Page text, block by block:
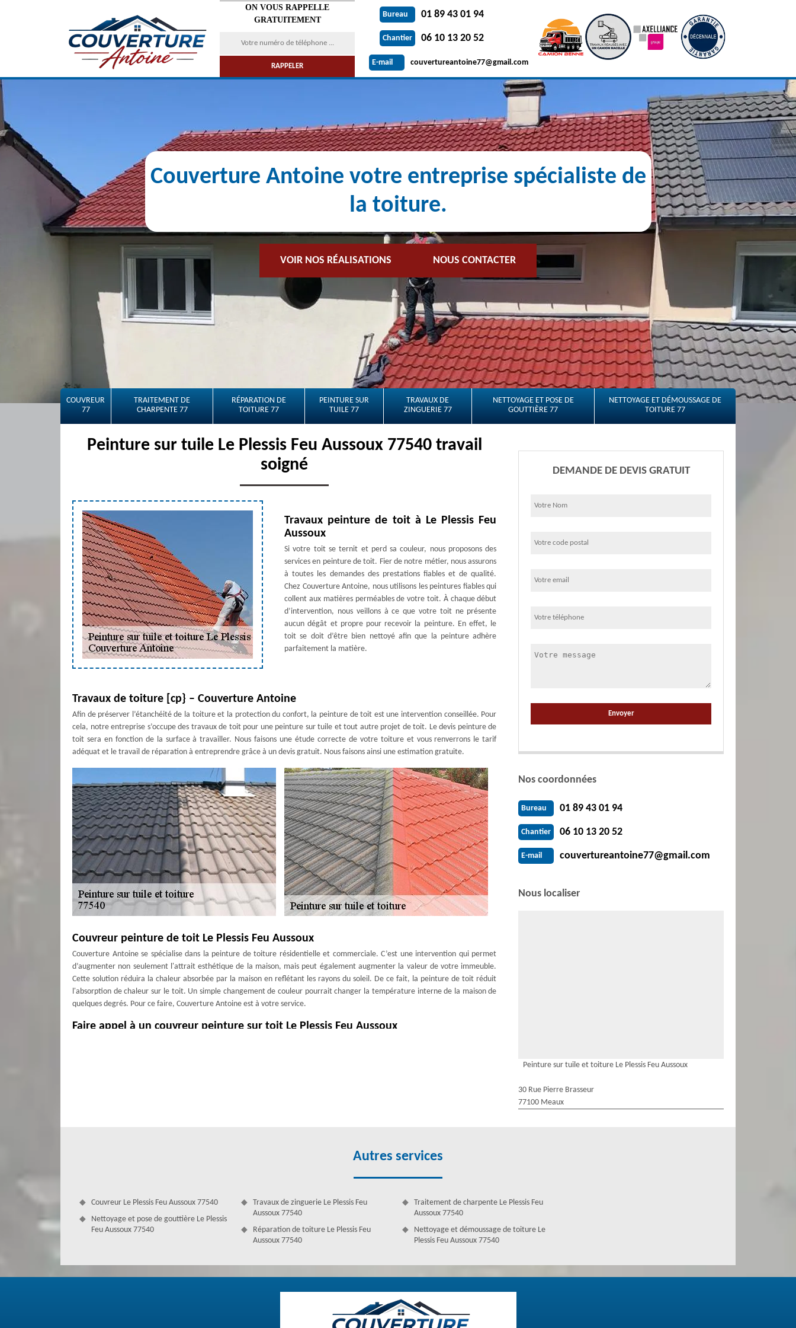
ON VOUS RAPPELLE
GRATUITEMENT
Bureau 01 89 43 01 94
Chantier 06 10 13 20 52
E-mail couvertureantoine77@gmail.com
Couverture Antoine votre entreprise spécialiste de
la toiture.
VOIR NOS RÉALISATIONS NOUS CONTACTER
COUVREUR
77
TRAITEMENT DE
CHARPENTE 77
RÉPARATION DE
TOITURE 77
PEINTURE SUR
TUILE 77
TRAVAUX DE
ZINGUERIE 77
NETTOYAGE ET POSE DE
GOUTTIÈRE 77
NETTOYAGE ET DÉMOUSSAGE DE
TOITURE 77
Peinture sur tuile Le Plessis Feu Aussoux 77540 travail
soigné
Travaux peinture de toit à Le Plessis Feu
Aussoux
Si votre toit se ternit et perd sa couleur, nous proposons des
services en peinture de toit. Fier de notre métier, nous assurons
à toutes les demandes des prestations fiables et de qualité.
Chez Couverture Antoine, nous utilisons les peintures fiables qui
collent aux matières perméables de votre toit. À chaque début
d’intervention, nous veillons à ce que votre toit ne présente
aucun dégât et propre pour recevoir la peinture. En effet, le
toit se doit d’être bien nettoyé afin que la peinture adhère
parfaitement la matière.
Travaux de toiture [cp} – Couverture Antoine
Afin de préserver l’étanchéité de la toiture et la protection du confort, la peinture de toit est une intervention conseillée. Pour
cela, notre entreprise s’occupe des travaux de toit pour une peinture sur tuile et tout autre projet de toit. Le devis peinture de
toit sera en fonction de la surface à travailler. Nous faisons une étude correcte de votre toiture et vous renverrons le tarif
adéquat et le travail de réparation à entreprendre grâce à un devis gratuit. Nous faisons ainsi une estimation gratuite.
Couvreur peinture de toit Le Plessis Feu Aussoux
Couverture Antoine se spécialise dans la peinture de toiture résidentielle et commerciale. C’est une intervention qui permet
d’augmenter non seulement l'attrait esthétique de la maison, mais peut également augmenter la valeur de votre immeuble.
Cette solution réduira la chaleur absorbée par la maison en reflétant les rayons du soleil. De ce fait, la peinture de toit réduit
l'absorption de chaleur sur le toit. Un simple changement de couleur pourrait changer la température interne de la maison de
quelques degrés. Pour ce faire, Couverture Antoine est à votre service.
Faire appel à un couvreur peinture sur toit Le Plessis Feu Aussoux
Peinture toiture 77540 – Couverture Antoine
de qualité pour toute demande. Faire appel à notre expertise pour peindre son toit, c’est offrir une seconde tenue à votre toit
afin de retrouver son éclat d’origine. En effet, la peinture de toit protège les tuiles des différentes intempéries. Pour cela, c’est
une excellente solution pour protéger sa toiture. Couverture Antoine est disposer à vous conseiller pour tout projet de peinture
DEMANDE DE DEVIS GRATUIT
Nos coordonnées
Bureau 01 89 43 01 94
Chantier 06 10 13 20 52
E-mail couvertureantoine77@gmail.com
Nous localiser
Peinture sur tuile et toiture Le Plessis Feu Aussoux
30 Rue Pierre Brasseur
77100 Meaux
Autres services
Couvreur Le Plessis Feu Aussoux 77540
Nettoyage et pose de gouttière Le Plessis
Feu Aussoux 77540
Travaux de zinguerie Le Plessis Feu
Aussoux 77540
Réparation de toiture Le Plessis Feu
Aussoux 77540
Traitement de charpente Le Plessis Feu
Aussoux 77540
Nettoyage et démoussage de toiture Le
Plessis Feu Aussoux 77540